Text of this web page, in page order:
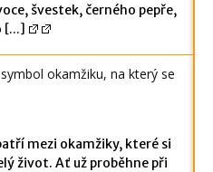
švestek, černého pepře,
[...]
okamžiku, na který se
mezi okamžiky, které si
život. Ať už proběhne při